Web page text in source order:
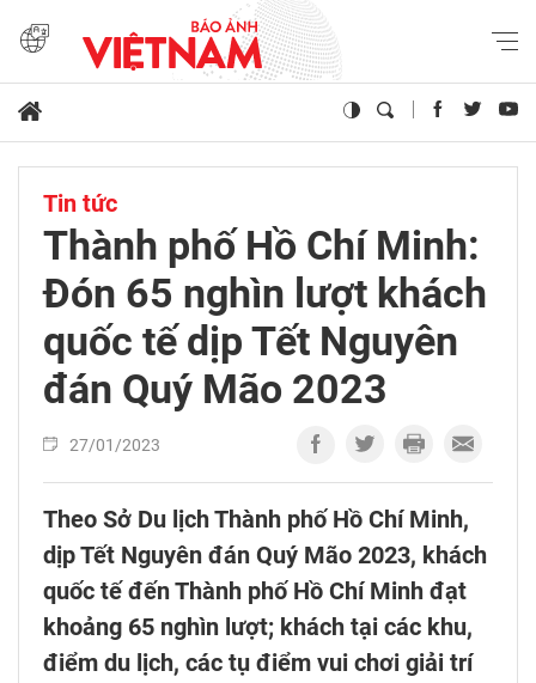
Tin tức
Thành phố Hồ Chí Minh:
Đón 65 nghìn lượt khách
quốc tế dịp Tết Nguyên
đán Quý Mão 2023
27/01/2023
Theo Sở Du lịch Thành phố Hồ Chí Minh,
dịp Tết Nguyên đán Quý Mão 2023, khách
quốc tế đến Thành phố Hồ Chí Minh đạt
khoảng 65 nghìn lượt; khách tại các khu,
điểm du lịch, các tụ điểm vui chơi giải trí